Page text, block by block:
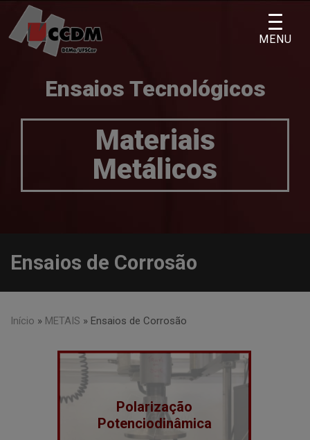
content
Ensaios Tecnológicos
Materiais
Metálicos
Ensaios de Corrosão
Início » METAIS » Ensaios de Corrosão
Polarização
Potenciodinâmica
MENU